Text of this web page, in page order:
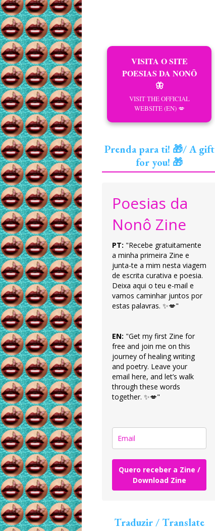
VISITA O SITE
POESIAS DA NONÔ
🦋
VISIT THE OFFICIAL
WEBSITE (EN) 💋
Prenda para ti! 🎁/ A gift
for you! 🎁
Poesias da
Nonô Zine
PT: "Recebe gratuitamente
a minha primeira Zine e
junta-te a mim nesta viagem
de escrita curativa e poesia.
Deixa aqui o teu e-mail e
vamos caminhar juntos por
estas palavras. ✨💋"
EN: "Get my first Zine for
free and join me on this
journey of healing writing
and poetry. Leave your
email here, and let’s walk
through these words
together. ✨💋"
Quero receber a Zine /
Download Zine
Traduzir / Translate